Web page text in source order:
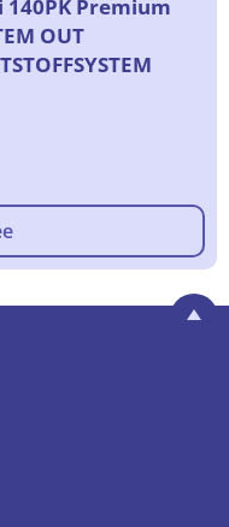
140PK Premium
OUT